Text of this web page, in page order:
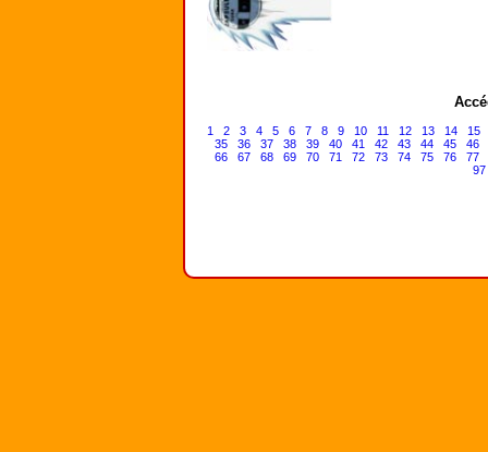
1 2 3 4 5 6 7 8 9 10 11 12 13 14
15
35
36 37 38 39 40 41 42 43 44 45
46
66
67 68 69 70 71 72 73 74 75 76
77
97